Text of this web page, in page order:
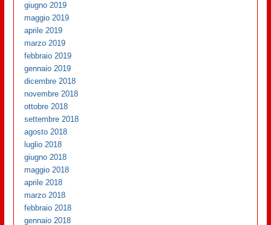
giugno 2019
maggio 2019
aprile 2019
marzo 2019
febbraio 2019
gennaio 2019
dicembre 2018
novembre 2018
ottobre 2018
settembre 2018
agosto 2018
luglio 2018
giugno 2018
maggio 2018
aprile 2018
marzo 2018
febbraio 2018
gennaio 2018